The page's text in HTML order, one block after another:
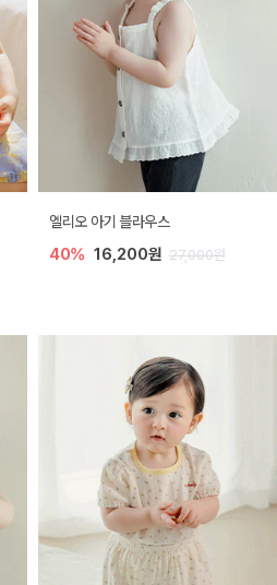
엘리오 아기 블라우스
40% 16,200원 27,000원